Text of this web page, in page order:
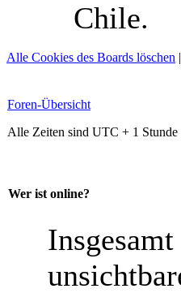
Chile.
Alle Cookies des Boards löschen |
Foren-Übersicht
Alle Zeiten sind UTC + 1 Stunde
Wer ist online?